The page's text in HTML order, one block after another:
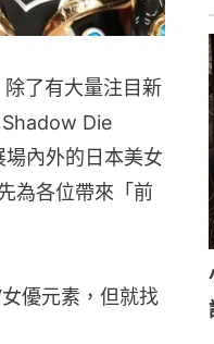
了有大量注目新
Die
內外的日本美女
為各位帶來「前
優元素，但就找